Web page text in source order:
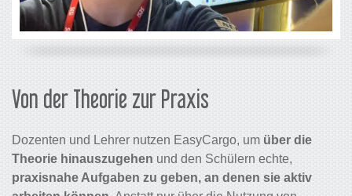
Von der Theorie zur Praxis
Dozenten und Lehrer nutzen EasyCargo, um über die
Theorie hinauszugehen und den Schülern echte,
praxisnahe Aufgaben zu geben, an denen sie aktiv